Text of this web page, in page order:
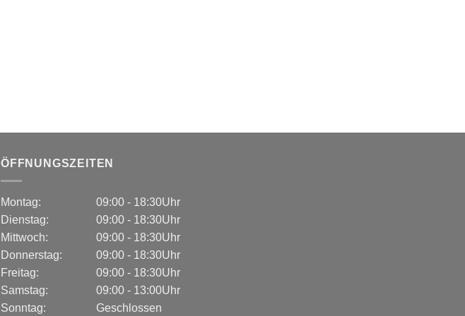
ÖFFNUNGSZEITEN
Montag:
Dienstag:
Mittwoch:
Donnerstag:
Freitag:
Samstag:
Sonntag:
09:00 - 18:30Uhr
09:00 - 18:30Uhr
09:00 - 18:30Uhr
09:00 - 18:30Uhr
09:00 - 18:30Uhr
09:00 - 13:00Uhr
Geschlossen